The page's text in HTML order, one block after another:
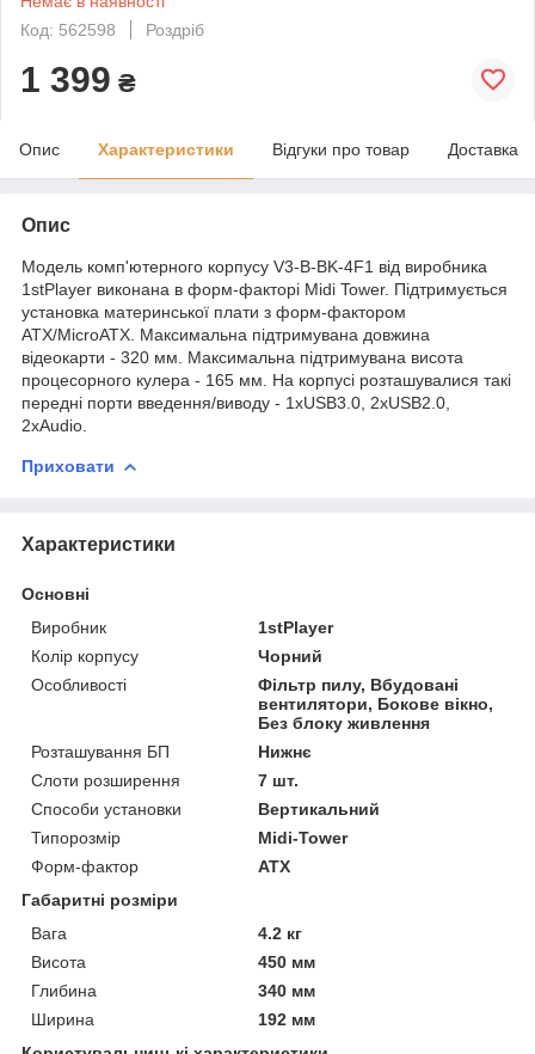
Код: 562598
Роздріб
1 399 ₴
Опис Характеристики Відгуки про товар Доставка
Опис
Модель комп'ютерного корпусу V3-B-BK-4F1 від виробника
1stPlayer виконана в форм-факторі Midi Tower. Підтримується
установка материнської плати з форм-фактором
ATX/MicroATX. Максимальна підтримувана довжина
відеокарти - 320 мм. Максимальна підтримувана висота
процесорного кулера - 165 мм. На корпусі розташувалися такі
передні порти введення/виводу - 1хUSB3.0, 2хUSB2.0,
2хAudio.
Приховати
Характеристики
Основні
Виробник
1stPlayer
Колір корпусу
Чорний
Особливості
Фільтр пилу, Вбудовані
вентилятори, Бокове вікно,
Без блоку живлення
Розташування БП
Нижнє
Слоти розширення
7 шт.
Способи установки
Вертикальний
Типорозмір
Midi-Tower
Форм-фактор
ATX
Габаритні розміри
Вага
4.2 кг
Висота
450 мм
Глибина
340 мм
Ширина
192 мм